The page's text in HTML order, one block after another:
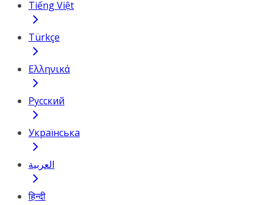
Tiếng Việt
Türkçe
Ελληνικά
Русский
Українська
العربية
हिन्दी